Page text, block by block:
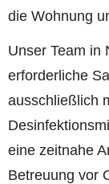
die Wohnung
Unser Team in
erforderliche
ausschließlich
eine zeitnahe
Betreuung vor